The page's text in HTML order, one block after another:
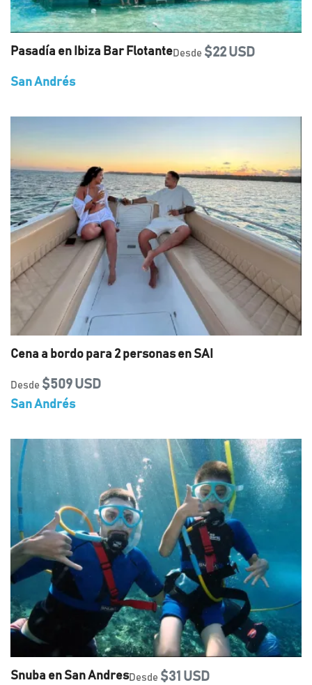
Pasadía en Ibiza Bar FlotanteDesde $22 USD
San Andrés
Cena a bordo para 2 personas en SAI
Desde $509 USD
San Andrés
Snuba en San AndresDesde $31 USD